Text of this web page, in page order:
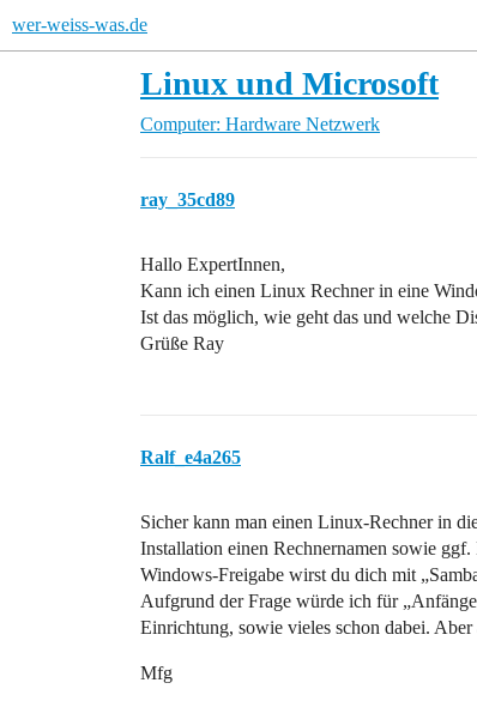
wer-weiss-was.de
Linux und Microsoft
Computer: Hardware Netzwerk
ray_35cd89
Hallo ExpertInnen,
Kann ich einen Linux Rechner in eine
Ist das möglich, wie geht das und welche
Grüße Ray
Ralf_e4a265
Sicher kann man einen Linux-Rechner in
Installation einen Rechnernamen sowie
Windows-Freigabe wirst du dich mit
Aufgrund der Frage würde ich für
Einrichtung, sowie vieles schon dabei. Aber
Mfg